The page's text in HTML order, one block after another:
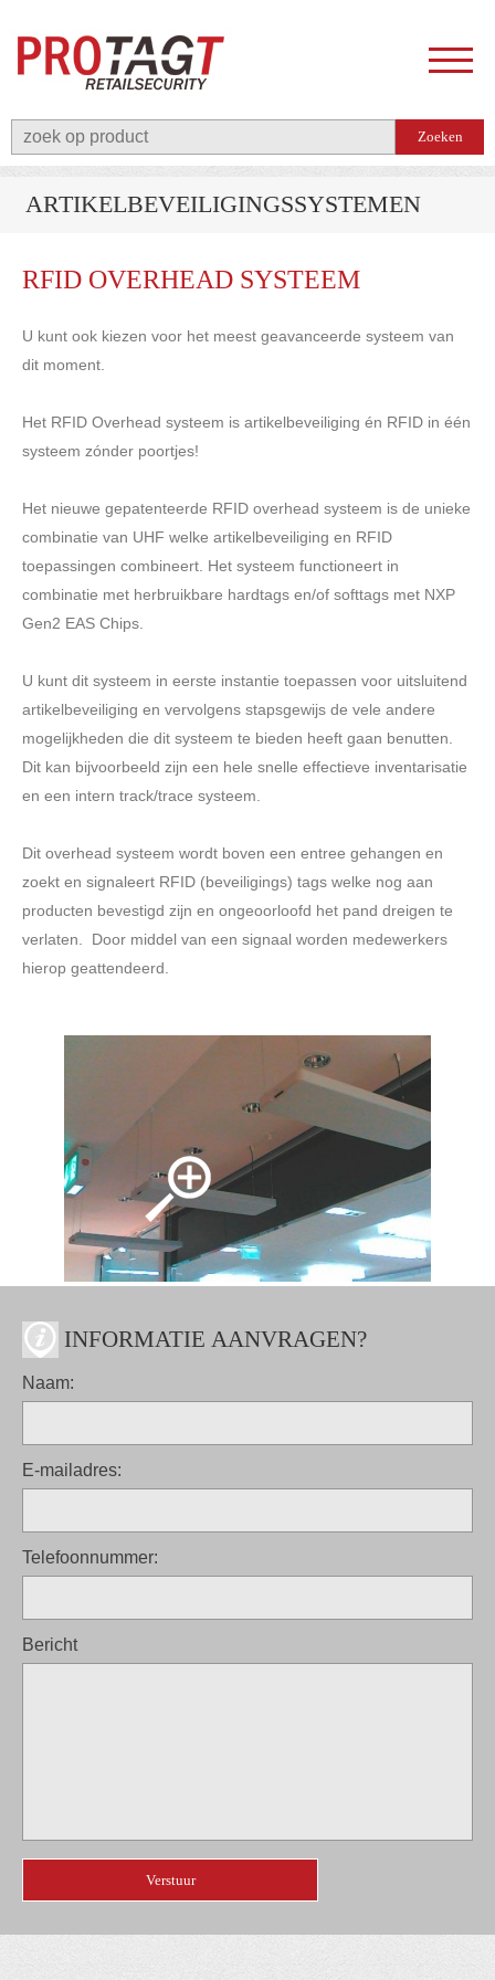
ARTIKELBEVEILIGINGSSYSTEMEN
RFID OVERHEAD SYSTEEM
U kunt ook kiezen voor het meest geavanceerde systeem van
dit moment.
Het RFID Overhead systeem is artikelbeveiliging én RFID in één
systeem zónder poortjes!
Het nieuwe gepatenteerde RFID overhead systeem is de unieke
combinatie van UHF welke artikelbeveiliging en RFID
toepassingen combineert. Het systeem functioneert in
combinatie met herbruikbare hardtags en/of softtags met NXP
Gen2 EAS Chips.
U kunt dit systeem in eerste instantie toepassen voor uitsluitend
artikelbeveiliging en vervolgens stapsgewijs de vele andere
mogelijkheden die dit systeem te bieden heeft gaan benutten.
Dit kan bijvoorbeeld zijn een hele snelle effectieve inventarisatie
en een intern track/trace systeem.
Dit overhead systeem wordt boven een entree gehangen en
zoekt en signaleert RFID (beveiligings) tags welke nog aan
producten bevestigd zijn en ongeoorloofd het pand dreigen te
verlaten. Door middel van een signaal worden medewerkers
hierop geattendeerd.
INFORMATIE AANVRAGEN?
Naam:
E-mailadres:
Telefoonnummer:
Bericht